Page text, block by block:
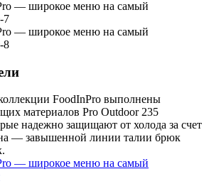
FoodInPro выполнены
материалов Pro Outdoor 235
надежно защищают от холода за счет
— завышенной линии талии брюк